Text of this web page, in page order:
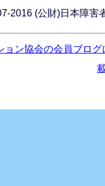
2016 (公財)日本障
ョン協会の会員ブロ